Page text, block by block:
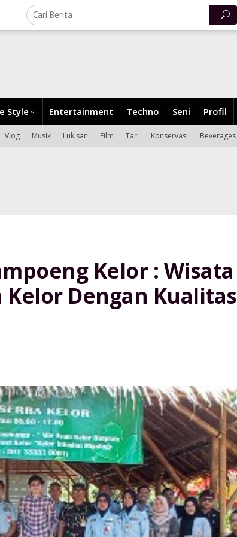
Style Entertainment Techno Seni Profil
Vlog Musik Lukisan Film Tari Konservasi Beverages
Kelor : Wisata
Kelor Dengan Kualitas